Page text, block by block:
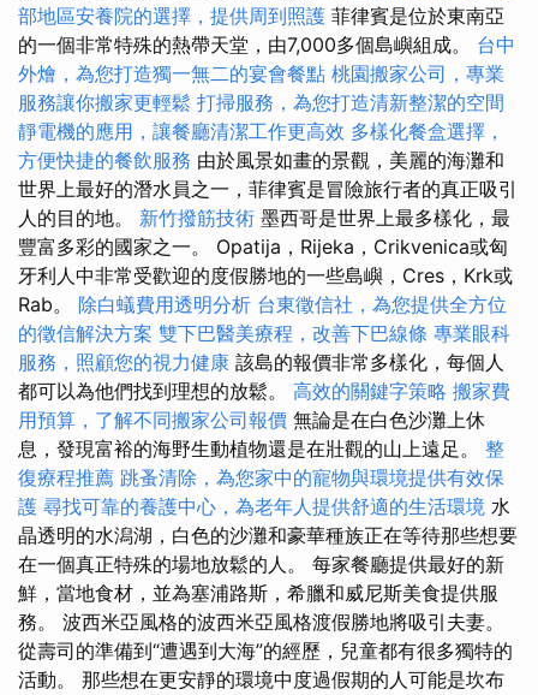
部地區安養院的選擇，提供周到照護 菲律賓是位於東南亞
的一個非常特殊的熱帶天堂，由7,000多個島嶼組成。 台中
外燴，為您打造獨一無二的宴會餐點 桃園搬家公司，專業
服務讓你搬家更輕鬆 打掃服務，為您打造清新整潔的空間
靜電機的應用，讓餐廳清潔工作更高效 多樣化餐盒選擇，
方便快捷的餐飲服務 由於風景如畫的景觀，美麗的海灘和
世界上最好的潛水員之一，菲律賓是冒險旅行者的真正吸引
人的目的地。 新竹撥筋技術 墨西哥是世界上最多樣化，最
豐富多彩的國家之一。 Opatija，Rijeka，Crikvenica或匈
牙利人中非常受歡迎的度假勝地的一些島嶼，Cres，Krk或
Rab。 除白蟻費用透明分析 台東徵信社，為您提供全方位
的徵信解決方案 雙下巴醫美療程，改善下巴線條 專業眼科
服務，照顧您的視力健康 該島的報價非常多樣化，每個人
都可以為他們找到理想的放鬆。 高效的關鍵字策略 搬家費
用預算，了解不同搬家公司報價 無論是在白色沙灘上休
息，發現富裕的海野生動植物還是在壯觀的山上遠足。 整
復療程推薦 跳蚤清除，為您家中的寵物與環境提供有效保
護 尋找可靠的養護中心，為老年人提供舒適的生活環境 水
晶透明的水潟湖，白色的沙灘和豪華種族正在等待那些想要
在一個真正特殊的場地放鬆的人。 每家餐廳提供最好的新
鮮，當地食材，並為塞浦路斯，希臘和威尼斯美食提供服
務。 波西米亞風格的波西米亞風格渡假勝地將吸引夫妻。
從壽司的準備到“遭遇到大海”的經歷，兒童都有很多獨特的
活動。 那些想在更安靜的環境中度過假期的人可能是坎布